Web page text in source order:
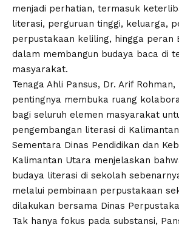
menjadi perhatian, termasuk
literasi, perguruan tinggi, keluarga,
perpustakaan keliling, hingga peran
dalam membangun budaya baca di
masyarakat.
Tenaga Ahli Pansus, Dr. Arif
pentingnya membuka ruang
bagi seluruh elemen masyarakat
pengembangan literasi di
Sementara Dinas Pendidikan dan
Kalimantan Utara menjelaskan
budaya literasi di sekolah
melalui pembinaan perpustakaan
dilakukan bersama Dinas
Tak hanya fokus pada substansi,